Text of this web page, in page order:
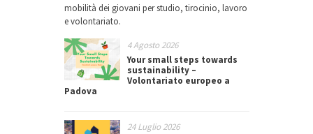
mobilità dei giovani per studio, tirocinio, lavoro
e volontariato.
4 Agosto 2026
Your small steps towards
sustainability –
Volontariato europeo a
Padova
24 Luglio 2026